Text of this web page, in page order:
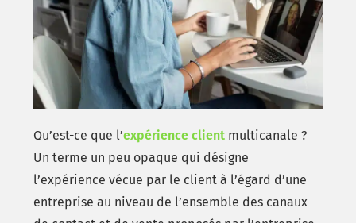
Qu’est-ce que l’expérience client multicanale ?
Un terme un peu opaque qui désigne
l’expérience vécue par le client à l’égard d’une
entreprise au niveau de l’ensemble des canaux